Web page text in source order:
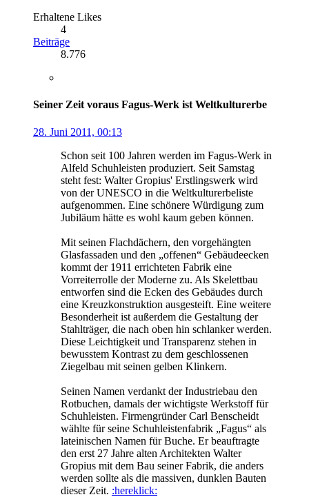
Erhaltene Likes
4
Beiträge
8.776
Seiner Zeit voraus Fagus-Werk ist Weltkulturerbe
28. Juni 2011, 00:13
Schon seit 100 Jahren werden im Fagus-Werk in
Alfeld Schuhleisten produziert. Seit Samstag
steht fest: Walter Gropius' Erstlingswerk wird
von der UNESCO in die Weltkulturerbeliste
aufgenommen. Eine schönere Würdigung zum
Jubiläum hätte es wohl kaum geben können.
Mit seinen Flachdächern, den vorgehängten
Glasfassaden und den „offenen“ Gebäudeecken
kommt der 1911 errichteten Fabrik eine
Vorreiterrolle der Moderne zu. Als Skelettbau
entworfen sind die Ecken des Gebäudes durch
eine Kreuzkonstruktion ausgesteift. Eine weitere
Besonderheit ist außerdem die Gestaltung der
Stahlträger, die nach oben hin schlanker werden.
Diese Leichtigkeit und Transparenz stehen in
bewusstem Kontrast zu dem geschlossenen
Ziegelbau mit seinen gelben Klinkern.
Seinen Namen verdankt der Industriebau den
Rotbuchen, damals der wichtigste Werkstoff für
Schuhleisten. Firmengründer Carl Benscheidt
wählte für seine Schuhleistenfabrik „Fagus“ als
lateinischen Namen für Buche. Er beauftragte
den erst 27 Jahre alten Architekten Walter
Gropius mit dem Bau seiner Fabrik, die anders
werden sollte als die massiven, dunklen Bauten
dieser Zeit. :hereklick: